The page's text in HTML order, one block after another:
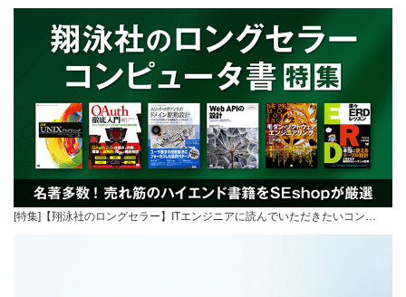
[特集]【翔泳社のロングセラー】ITエンジニアに読んでいただきたいコン…